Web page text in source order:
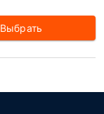
Выбрать